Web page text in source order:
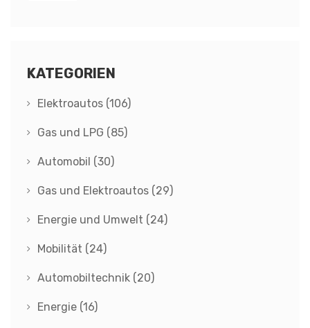
KATEGORIEN
Elektroautos (106)
Gas und LPG (85)
Automobil (30)
Gas und Elektroautos (29)
Energie und Umwelt (24)
Mobilität (24)
Automobiltechnik (20)
Energie (16)